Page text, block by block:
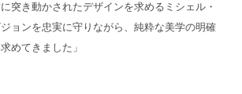
突き動かされたデザインを求めるミシェル・
ョンを忠実に守りながら、純粋な美学の明確
めてきました」